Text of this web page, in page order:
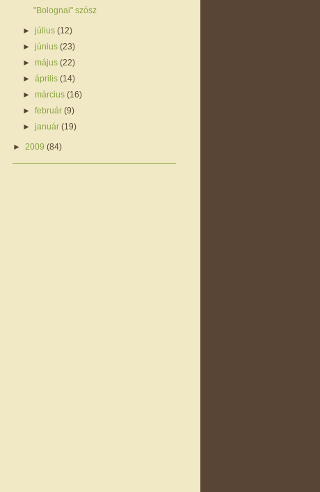
"Bolognai" szósz
►július(12)
►június(23)
►május(22)
►április(14)
►március(16)
►február(9)
►január(19)
► 2009 (84)